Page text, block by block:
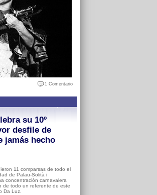
1 Comentario
su 10º
desfile de
jamás hecho
11 comparsas de todo el
de Palau-Solità i
concentración carnavalera
de todo un referente de este
Da Luz.